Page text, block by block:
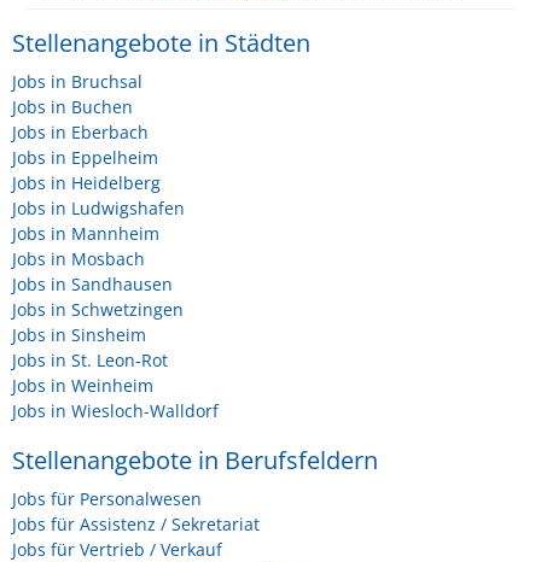
Stellenangebote in Städten
Jobs in Bruchsal
Jobs in Buchen
Jobs in Eberbach
Jobs in Eppelheim
Jobs in Heidelberg
Jobs in Ludwigshafen
Jobs in Mannheim
Jobs in Mosbach
Jobs in Sandhausen
Jobs in Schwetzingen
Jobs in Sinsheim
Jobs in St. Leon-Rot
Jobs in Weinheim
Jobs in Wiesloch-Walldorf
Stellenangebote in Berufsfeldern
Jobs für Personalwesen
Jobs für Assistenz / Sekretariat
Jobs für Vertrieb / Verkauf